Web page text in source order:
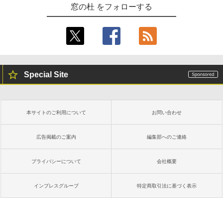
窓の杜 をフォローする
Special Site
本サイトのご利用について お問い合わせ
広告掲載のご案内 編集部へのご連絡
プライバシーについて 会社概要
インプレスグループ 特定商取引法に基づく表示